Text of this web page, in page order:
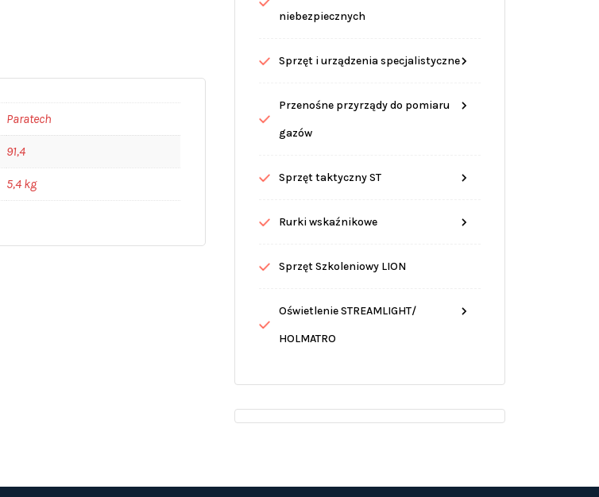
Paratech
91,4
5,4 kg
niebezpiecznych
Sprzęt i urządzenia specjalistyczne
Przenośne przyrządy do pomiaru
gazów
Sprzęt taktyczny ST
Rurki wskaźnikowe
Sprzęt Szkoleniowy LION
Oświetlenie STREAMLIGHT/
HOLMATRO